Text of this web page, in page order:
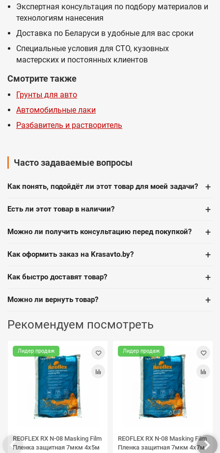
Экспертная консультация по подбору материалов и
технологиям нанесения
Доставка по Беларуси в удобные для вас сроки
Специальные условия для СТО, кузовных
мастерских и постоянных клиентов
Смотрите также
Грунты для авто
Автомобильные лаки
Разбавитель и растворитель
Часто задаваемые вопросы
Как понять, подойдёт ли этот товар для моей задачи? +
Есть ли этот товар в наличии? +
Можно ли получить консультацию перед покупкой? +
Как оформить заказ на Krasavto.by? +
Как быстро доставят товар? +
Можно ли вернуть товар? +
Рекомендуем посмотреть
Лидер продаж
REOFLEX RX N-08 Masking Film
Пленка защитная 7мкм 4х5м
Лидер продаж
REOFLEX RX N-08 Masking Film
Пленка защитная 7мкм 4х7м